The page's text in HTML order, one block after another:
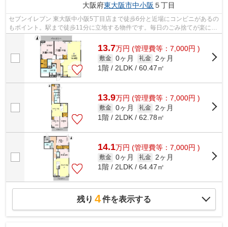
大阪府東大阪市中小阪 ５丁目
セブンイレブン 東大阪中小阪5丁目店まで徒歩6分と近場にコンビニがあるの
もポイント。駅まで徒歩11分に立地する物件です。毎日のごみ捨てが楽にな
る敷地内ごみ置き場。付近に駅が2つ...
13.7万円 (管理費等：7,000円 )
敷金 0ヶ月 礼金 2ヶ月
1階 / 2LDK / 60.47㎡
13.9万円 (管理費等：7,000円 )
敷金 0ヶ月 礼金 2ヶ月
1階 / 2LDK / 62.78㎡
14.1万円 (管理費等：7,000円 )
敷金 0ヶ月 礼金 2ヶ月
1階 / 2LDK / 64.47㎡
残り 4件を表示する